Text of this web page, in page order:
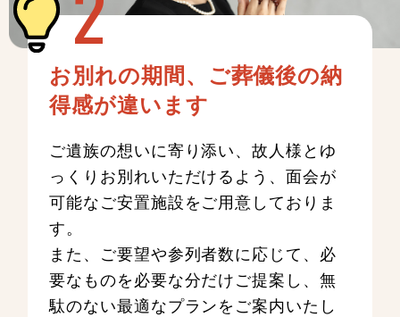
お別れの期間、ご葬儀後の納
得感が違います
ご遺族の想いに寄り添い、故人様とゆ
っくりお別れいただけるよう、面会が
可能なご安置施設をご用意しておりま
す。
また、ご要望や参列者数に応じて、必
要なものを必要な分だけご提案し、無
駄のない最適なプランをご案内いたし